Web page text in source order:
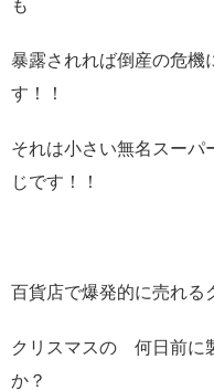
も
暴露されれば倒産の危機
す！！
それは小さい無名スーパ
じです！！
百貨店で爆発的に売れる
クリスマスの 何日前に
か？